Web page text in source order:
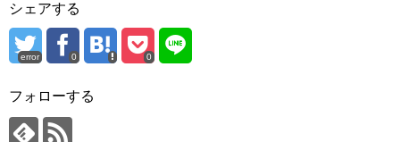
シェアする
error 0 0
フォローする